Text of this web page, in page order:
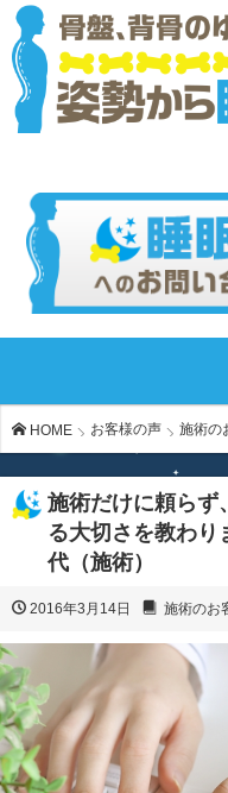
HOME お客様の声 施術の
施術だけに頼らず
る大切さを教わり
代（施術）
2016年3月14日 施術のお